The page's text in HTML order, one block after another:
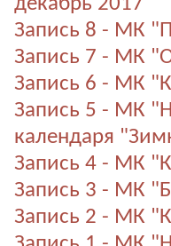
Запись 8 - МК
Запись 7 - МК
Запись 6 - МК
Запись 5 - МК
календаря
Запись 4 - МК
Запись 3 - МК
Запись 2 - МК